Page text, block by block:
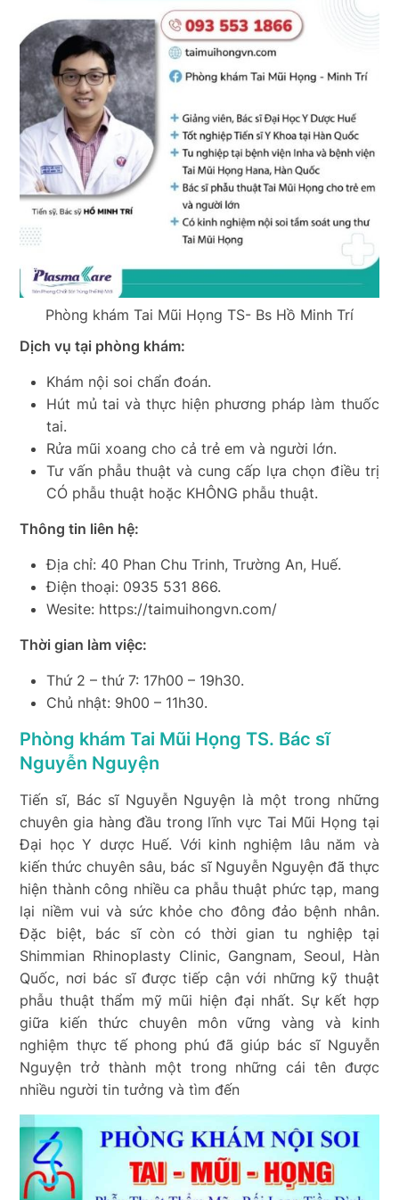
Phòng khám Tai Mũi Họng TS- Bs Hồ Minh Trí
Dịch vụ tại phòng khám:
Khám nội soi chẩn đoán.
Hút mủ tai và thực hiện phương pháp làm thuốc
tai.
Rửa mũi xoang cho cả trẻ em và người lớn.
Tư vấn phẫu thuật và cung cấp lựa chọn điều trị
CÓ phẫu thuật hoặc KHÔNG phẫu thuật.
Thông tin liên hệ:
Địa chỉ: 40 Phan Chu Trinh, Trường An, Huế.
Điện thoại: 0935 531 866.
Wesite: https://taimuihongvn.com/
Thời gian làm việc:
Thứ 2 – thứ 7: 17h00 – 19h30.
Chủ nhật: 9h00 – 11h30.
Phòng khám Tai Mũi Họng TS. Bác sĩ
Nguyễn Nguyện
Tiến sĩ, Bác sĩ Nguyễn Nguyện là một trong những
chuyên gia hàng đầu trong lĩnh vực Tai Mũi Họng tại
Đại học Y dược Huế. Với kinh nghiệm lâu năm và
kiến thức chuyên sâu, bác sĩ Nguyễn Nguyện đã thực
hiện thành công nhiều ca phẫu thuật phức tạp, mang
lại niềm vui và sức khỏe cho đông đảo bệnh nhân.
Đặc biệt, bác sĩ còn có thời gian tu nghiệp tại
Shimmian Rhinoplasty Clinic, Gangnam, Seoul, Hàn
Quốc, nơi bác sĩ được tiếp cận với những kỹ thuật
phẫu thuật thẩm mỹ mũi hiện đại nhất. Sự kết hợp
giữa kiến thức chuyên môn vững vàng và kinh
nghiệm thực tế phong phú đã giúp bác sĩ Nguyễn
Nguyện trở thành một trong những cái tên được
nhiều người tin tưởng và tìm đến